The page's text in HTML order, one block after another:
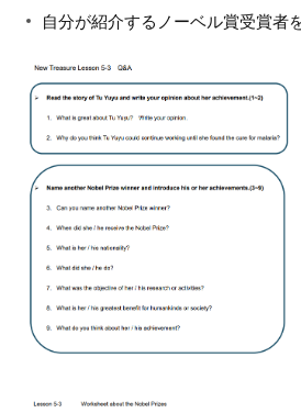
自分が紹介するノーベル賞受賞者